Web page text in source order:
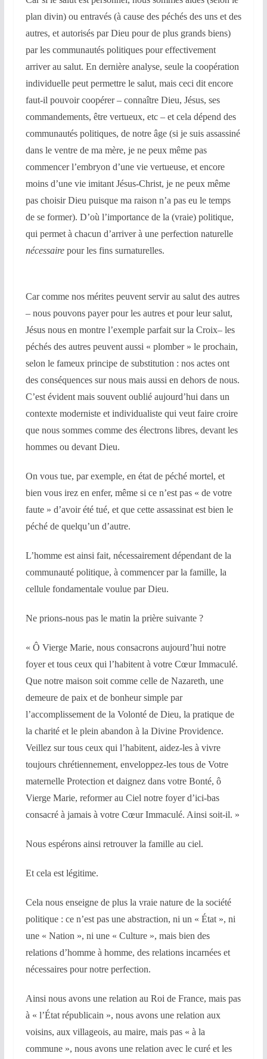
plan divin) ou entravés (à cause des péchés des uns et des
autres, et autorisés par Dieu pour de plus grands biens)
par les communautés politiques pour effectivement
arriver au salut. En dernière analyse, seule la coopération
individuelle peut permettre le salut, mais ceci dit encore
faut-il pouvoir coopérer – connaître Dieu, Jésus, ses
commandements, être vertueux, etc – et cela dépend des
communautés politiques, de notre âge (si je suis assassiné
dans le ventre de ma mère, je ne peux même pas
commencer l’embryon d’une vie vertueuse, et encore
moins d’une vie imitant Jésus-Christ, je ne peux même
pas choisir Dieu puisque ma raison n’a pas eu le temps
de se former). D’où l’importance de la (vraie) politique,
qui permet à chacun d’arriver à une perfection naturelle
nécessairepour les fins surnaturelles.
Car comme nos mérites peuvent servir au salut des autres
– nous pouvons payer pour les autres et pour leur salut,
Jésus nous en montre l’exemple parfait sur la Croix– les
péchés des autres peuvent aussi « plomber » le prochain,
selon le fameux principe de substitution : nos actes ont
des conséquences sur nous mais aussi en dehors de nous.
C’est évident mais souvent oublié aujourd’hui dans un
contexte moderniste et individualiste qui veut faire croire
que nous sommes comme des électrons libres, devant les
hommes ou devant Dieu.
On vous tue, par exemple, en état de péché mortel, et
bien vous irez en enfer, même si ce n’est pas « de votre
faute » d’avoir été tué, et que cette assassinat est bien le
péché de quelqu’un d’autre.
L’homme est ainsi fait, nécessairement dépendant de la
communauté politique, à commencer par la famille, la
cellule fondamentale voulue par Dieu.
Ne prions-nous pas le matin la prière suivante ?
« Ô Vierge Marie, nous consacrons aujourd’hui notre
foyer et tous ceux qui l’habitent à votre Cœur Immaculé.
Que notre maison soit comme celle de Nazareth, une
demeure de paix et de bonheur simple par
l’accomplissement de la Volonté de Dieu, la pratique de
la charité et le plein abandon à la Divine Providence.
Veillez sur tous ceux qui l’habitent, aidez-les à vivre
toujours chrétiennement, enveloppez-les tous de Votre
maternelle Protection et daignez dans votre Bonté, ô
Vierge Marie, reformer au Ciel notre foyer d’ici-bas
consacré à jamais à votre Cœur Immaculé. Ainsi soit-il. »
Nous espérons ainsi retrouver la famille au ciel.
Et cela est légitime.
Cela nous enseigne de plus la vraie nature de la société
politique : ce n’est pas une abstraction, ni un « État », ni
une « Nation », ni une « Culture », mais bien des
relations d’homme à homme, des relations incarnées et
nécessaires pour notre perfection.
Ainsi nous avons une relation au Roi de France, mais pas
à « l’État républicain », nous avons une relation aux
voisins, aux villageois, au maire, mais pas « à la
commune », nous avons une relation avec le curé et les